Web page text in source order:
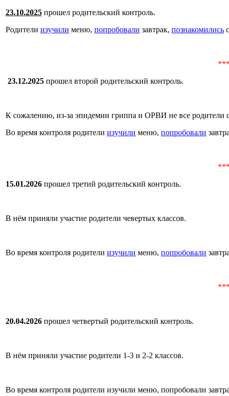
23.10.2025 прошел родительский контроль.
Родители изучили меню, попробовали завтрак, познакомились
23.12.2025 прошел второй родительский контроль.
К сожалению, из-за эпидемии гриппа и ОРВИ не все родители
Во время контроля родители изучили меню, попробовали
15.01.2026 прошел третий родительский контроль.
В нём приняли участие родители чевертых классов.
Во время контроля родители изучили меню, попробовали
20.04.2026 прошел четвертый родительский контроль.
В нём приняли участие родители 1-3 и 2-2 классов.
Во время контроля родители изучили меню, попробовали